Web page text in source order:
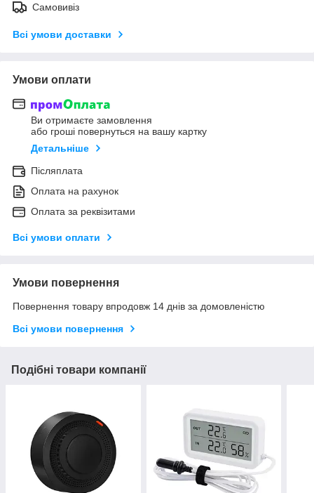
Самовивіз
Всі умови доставки
Умови оплати
Ви отримаєте замовлення
або гроші повернуться на вашу картку
Детальніше
Післяплата
Оплата на рахунок
Оплата за реквізитами
Всі умови оплати
Умови повернення
Повернення товару впродовж 14 днів за домовленістю
Всі умови повернення
Подібні товари компанії